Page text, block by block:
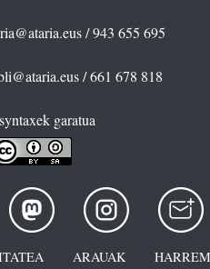
/ 943 655 695
/ 661 678 818
garatua
ARAUAK